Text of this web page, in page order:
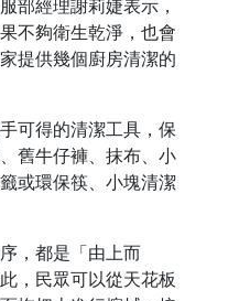
部經理謝莉婕表示，
不夠衛生乾淨，也會
提供幾個廚房清潔的
可得的清潔工具，保
舊牛仔褲、抹布、小
或環保筷、小塊清潔
，都是「由上而
，民眾可以從天花板